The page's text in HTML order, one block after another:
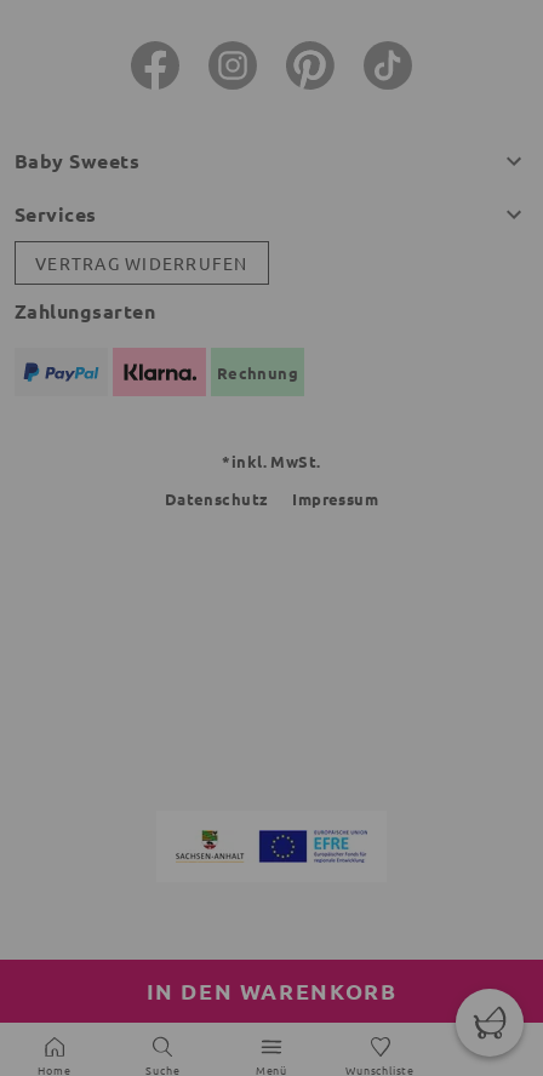
IN DEN WARENKORB
Baby Sweets
Services
VERTRAG WIDERRUFEN
Zahlungsarten
Rechnung
*inkl. MwSt.
Datenschutz
Impressum
Home Suche Menü Wunschliste